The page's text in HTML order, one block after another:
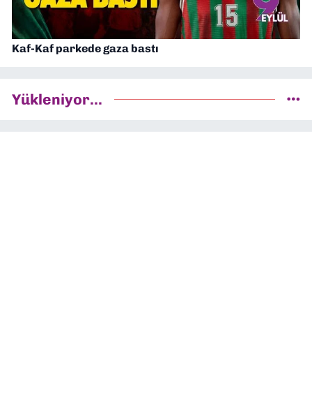
Kaf-Kaf parkede gaza bastı
Yükleniyor...